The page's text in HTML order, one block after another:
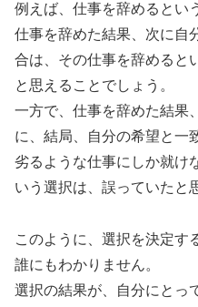
例えば、仕事を辞めるとい
仕事を辞めた結果、次に自
合は、その仕事を辞めると
と思えることでしょう。
一方で、仕事を辞めた結果
に、結局、自分の希望と一
劣るような仕事にしか就け
いう選択は、誤っていたと
このように、選択を決定す
誰にもわかりません。
選択の結果が、自分にとっ